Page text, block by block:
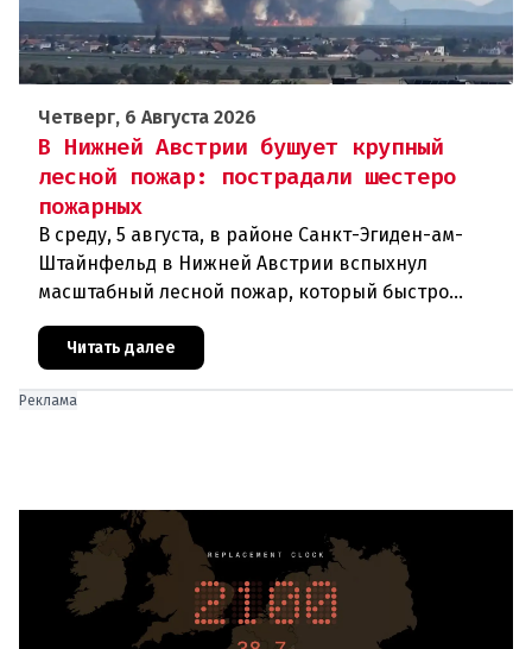
Четверг, 6 Августа 2026
В Нижней Австрии бушует крупный
лесной пожар: пострадали шестеро
пожарных
В среду, 5 августа, в районе Санкт-Эгиден-ам-
Штайнфельд в Нижней Австрии вспыхнул
масштабный лесной пожар, который быстро
В ходе тушения пострадали шесте
Читать далее
Реклама